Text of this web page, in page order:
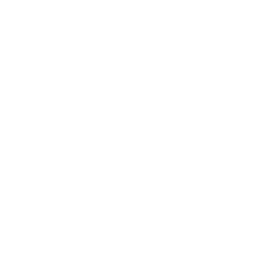
mujer, no quiero pasar por lo que mi padre
me necesita, tengo que ser fuerte, está bien